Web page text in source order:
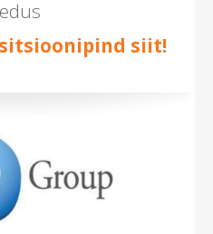
siit!